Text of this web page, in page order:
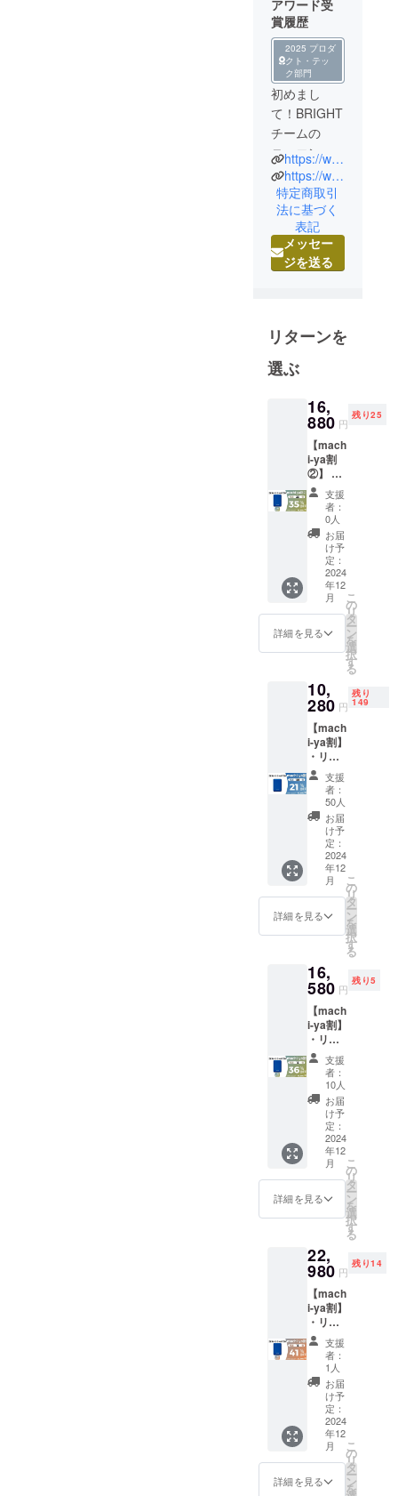
アワード受
賞履歴
2025 プロダ
クト・テッ
ク部門
初めまし
て！BRIGHT
チームの
ニュエンで
す。
中国の総合
家電メー
カー向けに
人気製品を
多数製造し
日本の皆様
にも是非体
験していた
ロジェクト
を立ち上げ
ました。
最新のテク
ノロジー
で、皆さん
の生活をよ
り豊かに、
快適にする
ことが弊社
の理念で
どうぞよろ
致します！
https://www.brightdiy.jp/
https://www.instagram.com/brightdiyjp/
特定商取引
法に基づく
表記
メッセー
ジを送る
リターンを
選ぶ
16,
880 円
残り25
【mach
i-ya割
②】 ・
リター
ン内
容：
ZERA S
SHAVE
R ×２
セット
・一般
販売予
定価
格：
25,960
円 ※リ
はすべ
て税・
送料込
みの金
額にな
りま
す。 ※
ご注文
状況、
使用部
材の供
給状
況、製
造工程
上の都
合等に
より出
があり
ます。
※皆様の
支援に
より量
産効率
が向上
した場
合、正
規販売
価格が
販売予
定価格
より下
がる可
能性も
ござい
生する
可能性
があり
ます。
ご了承
頂いた
上でご
支援頂
けます
様お願
い致し
ます。
2025年
01月頃
からオ
ン
支援
者：
0人
お届
け予
定：
2024
年12
月
詳細を見る
こ
の
リ
タ
ー
ン
を
選
択
す
る
10,
280 円
残り
149
【mach
i-ya割】
・リ
ターン
内容：
ZERA S
SHAVE
R ×１
セット
・一般
販売予
定価
格：
12,980
円 ※リ
ターン
て税・
送料込
みの金
額にな
りま
す。 ※
ご注文
状況、
使用部
材の供
給状
況、製
造工程
上の都
合等に
より出
荷時期
ます。
※皆様の
支援に
より量
産効率
が向上
した場
合、正
規販売
価格が
販売予
定価格
より下
がる可
能性も
ござい
ます。
支援
者：
50人
お届
け予
定：
2024
年12
月
詳細を見る
こ
の
リ
タ
ー
ン
を
選
択
す
る
16,
580 円
残り5
【mach
i-ya割】
・リ
ターン
内容：
ZERA S
SHAVE
R ×２
セット
・一般
販売予
定価
格：
25,960
円 ※リ
ターン
て税・
送料込
みの金
額にな
りま
す。 ※
ご注文
状況、
使用部
材の供
給状
況、製
造工程
上の都
合等に
より出
荷時期
支援
者：
10人
お届
け予
定：
2024
年12
月
詳細を見る
こ
の
リ
タ
ー
ン
を
選
択
す
る
22,
980 円
残り14
【mach
i-ya割】
・リ
ターン
内容：
ZERA S
SHAVE
R ×３
セット
・一般
販売予
定価
格：
38,940
円 ※リ
支援
者：
1人
お届
け予
定：
2024
年12
月
詳細を見る
こ
の
リ
タ
ー
ン
を